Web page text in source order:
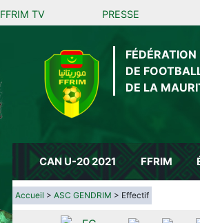
FFRIM TV PRESSE
FÉDÉRATION
DE
DE LA
CAN U-20 2021 FFRIM
Accueil > ASC GENDRIM > Effectif